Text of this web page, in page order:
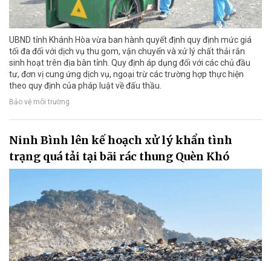
UBND tỉnh Khánh Hòa vừa ban hành quyết định quy định mức giá
tối đa đối với dịch vụ thu gom, vận chuyển và xử lý chất thải rắn
sinh hoạt trên địa bàn tỉnh. Quy định áp dụng đối với các chủ đầu
tư, đơn vị cung ứng dịch vụ, ngoại trừ các trường hợp thực hiện
theo quy định của pháp luật về đấu thầu.
Bảo vệ môi trường
Ninh Bình lên kế hoạch xử lý khẩn tình
trạng quá tải tại bãi rác thung Quèn Khó